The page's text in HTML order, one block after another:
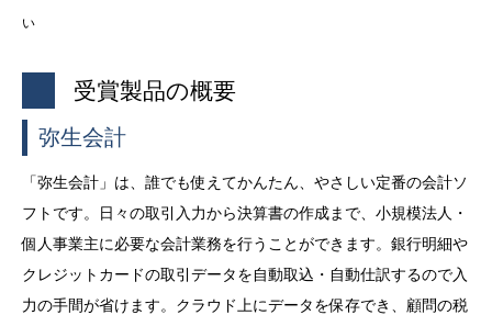
い
受賞製品の概要
弥生会計
「弥生会計」は、誰でも使えてかんたん、やさしい定番の会計ソ
フトです。日々の取引入力から決算書の作成まで、小規模法人・
個人事業主に必要な会計業務を行うことができます。銀行明細や
クレジットカードの取引データを自動取込・自動仕訳するので入
力の手間が省けます。クラウド上にデータを保存でき、顧問の税